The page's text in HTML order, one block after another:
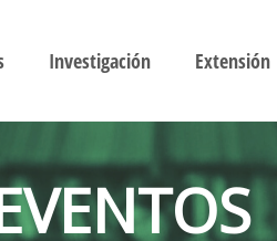
Investigación Extensión